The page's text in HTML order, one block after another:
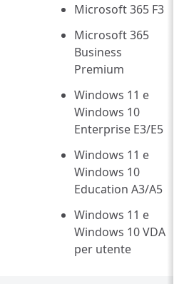
Microsoft 365 F3
Microsoft 365
Business
Premium
Windows 11 e
Windows 10
Enterprise E3/E5
Windows 11 e
Windows 10
Education A3/A5
Windows 11 e
Windows 10 VDA
per utente